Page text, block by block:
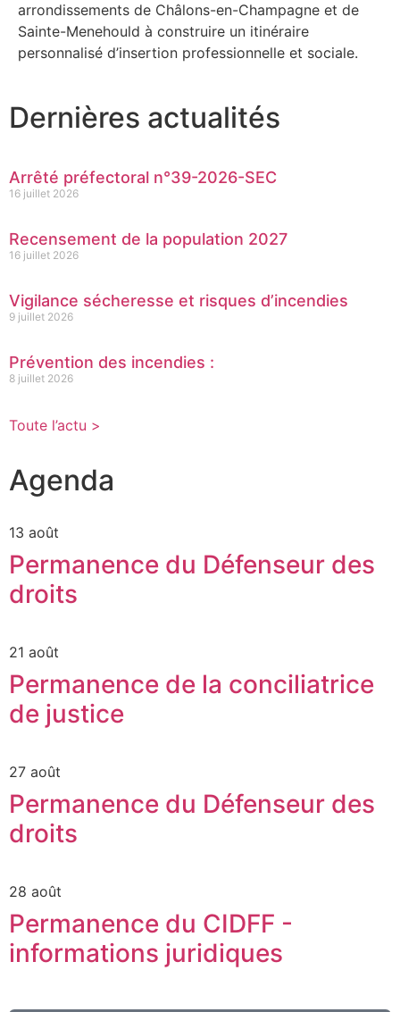
arrondissements de Châlons-en-Champagne et de
Sainte-Menehould à construire un itinéraire
personnalisé d’insertion professionnelle et sociale.
Dernières actualités
Arrêté préfectoral n°39-2026-SEC
16 juillet 2026
Recensement de la population 2027
16 juillet 2026
Vigilance sécheresse et risques d’incendies
9 juillet 2026
Prévention des incendies :
8 juillet 2026
Toute l’actu >
Agenda
13 août
Permanence du Défenseur des
droits
21 août
Permanence de la conciliatrice
de justice
27 août
Permanence du Défenseur des
droits
28 août
Permanence du CIDFF -
informations juridiques